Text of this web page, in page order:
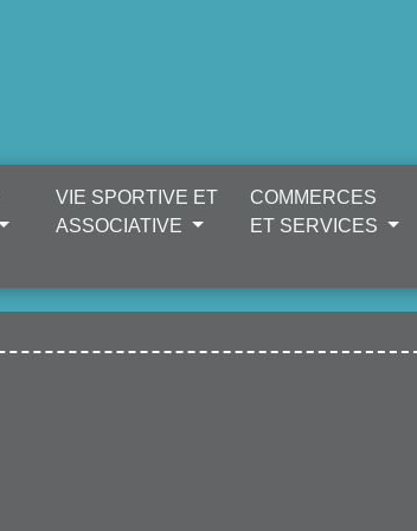
VIE SPORTIVE ET
ASSOCIATIVE
COMMERCES
ET SERVICES